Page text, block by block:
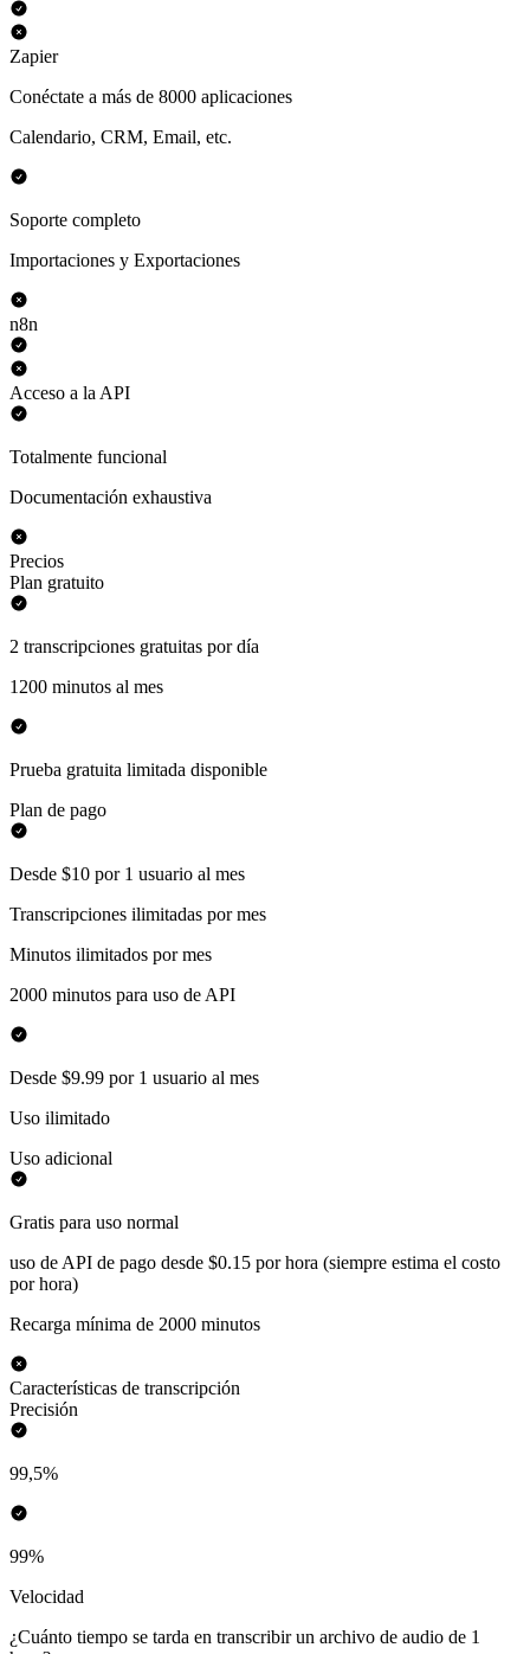
Zapier
Conéctate a más de 8000 aplicaciones
Calendario, CRM, Email, etc.
Soporte completo
Importaciones y Exportaciones
n8n
Acceso a la API
Totalmente funcional
Documentación exhaustiva
Precios
Plan gratuito
2 transcripciones gratuitas por día
1200 minutos al mes
Prueba gratuita limitada disponible
Plan de pago
Desde $10 por 1 usuario al mes
Transcripciones ilimitadas por mes
Minutos ilimitados por mes
2000 minutos para uso de API
Desde $9.99 por 1 usuario al mes
Uso ilimitado
Uso adicional
Gratis para uso normal
uso de API de pago desde $0.15 por hora (siempre estima el costo
por hora)
Recarga mínima de 2000 minutos
Características de transcripción
Precisión
99,5%
99%
Velocidad
¿Cuánto tiempo se tarda en transcribir un archivo de audio de 1